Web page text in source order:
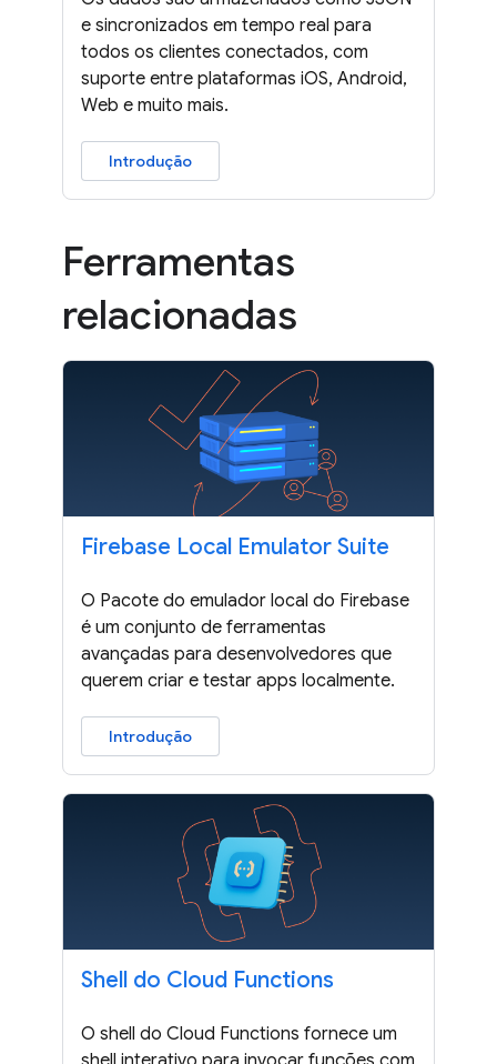
e sincronizados em tempo real para
todos os clientes conectados, com
suporte entre plataformas iOS, Android,
Web e muito mais.
Introdução
Ferramentas
relacionadas
Firebase Local Emulator Suite
O Pacote do emulador local do Firebase
é um conjunto de ferramentas
avançadas para desenvolvedores que
querem criar e testar apps localmente.
Introdução
Shell do Cloud Functions
O shell do Cloud Functions fornece um